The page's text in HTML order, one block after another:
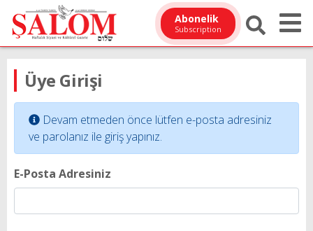
Abonelik
Subscription
Üye Girişi
Devam etmeden önce lütfen e-posta adresiniz
ve parolanız ile giriş yapınız.
E-Posta Adresiniz